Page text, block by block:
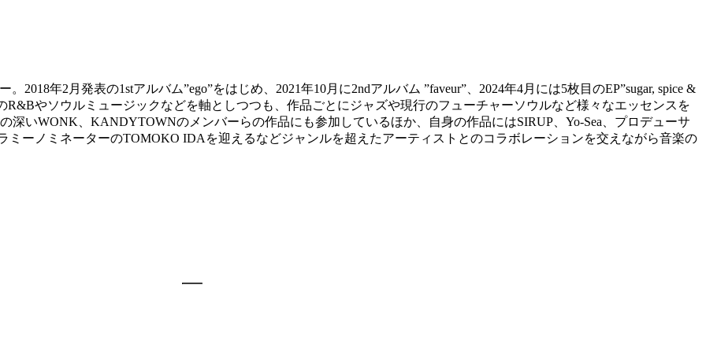
年2月発表の1stアルバム”ego”をはじめ、2021年10月に2ndアルバム ”faveur”、2024年4月には5枚目のEP”sugar, spice &
R&Bやソウルミュージックなどを軸としつつも、作品ごとにジャズや現行のフューチャーソウルなど様々なエッセンスを
深いWONK、KANDYTOWNのメンバーらの作品にも参加しているほか、自身の作品にはSIRUP、Yo-Sea、プロデューサ
ミーノミネーターのTOMOKO IDAを迎えるなどジャンルを超えたアーティストとのコラボレーションを交えながら音楽の